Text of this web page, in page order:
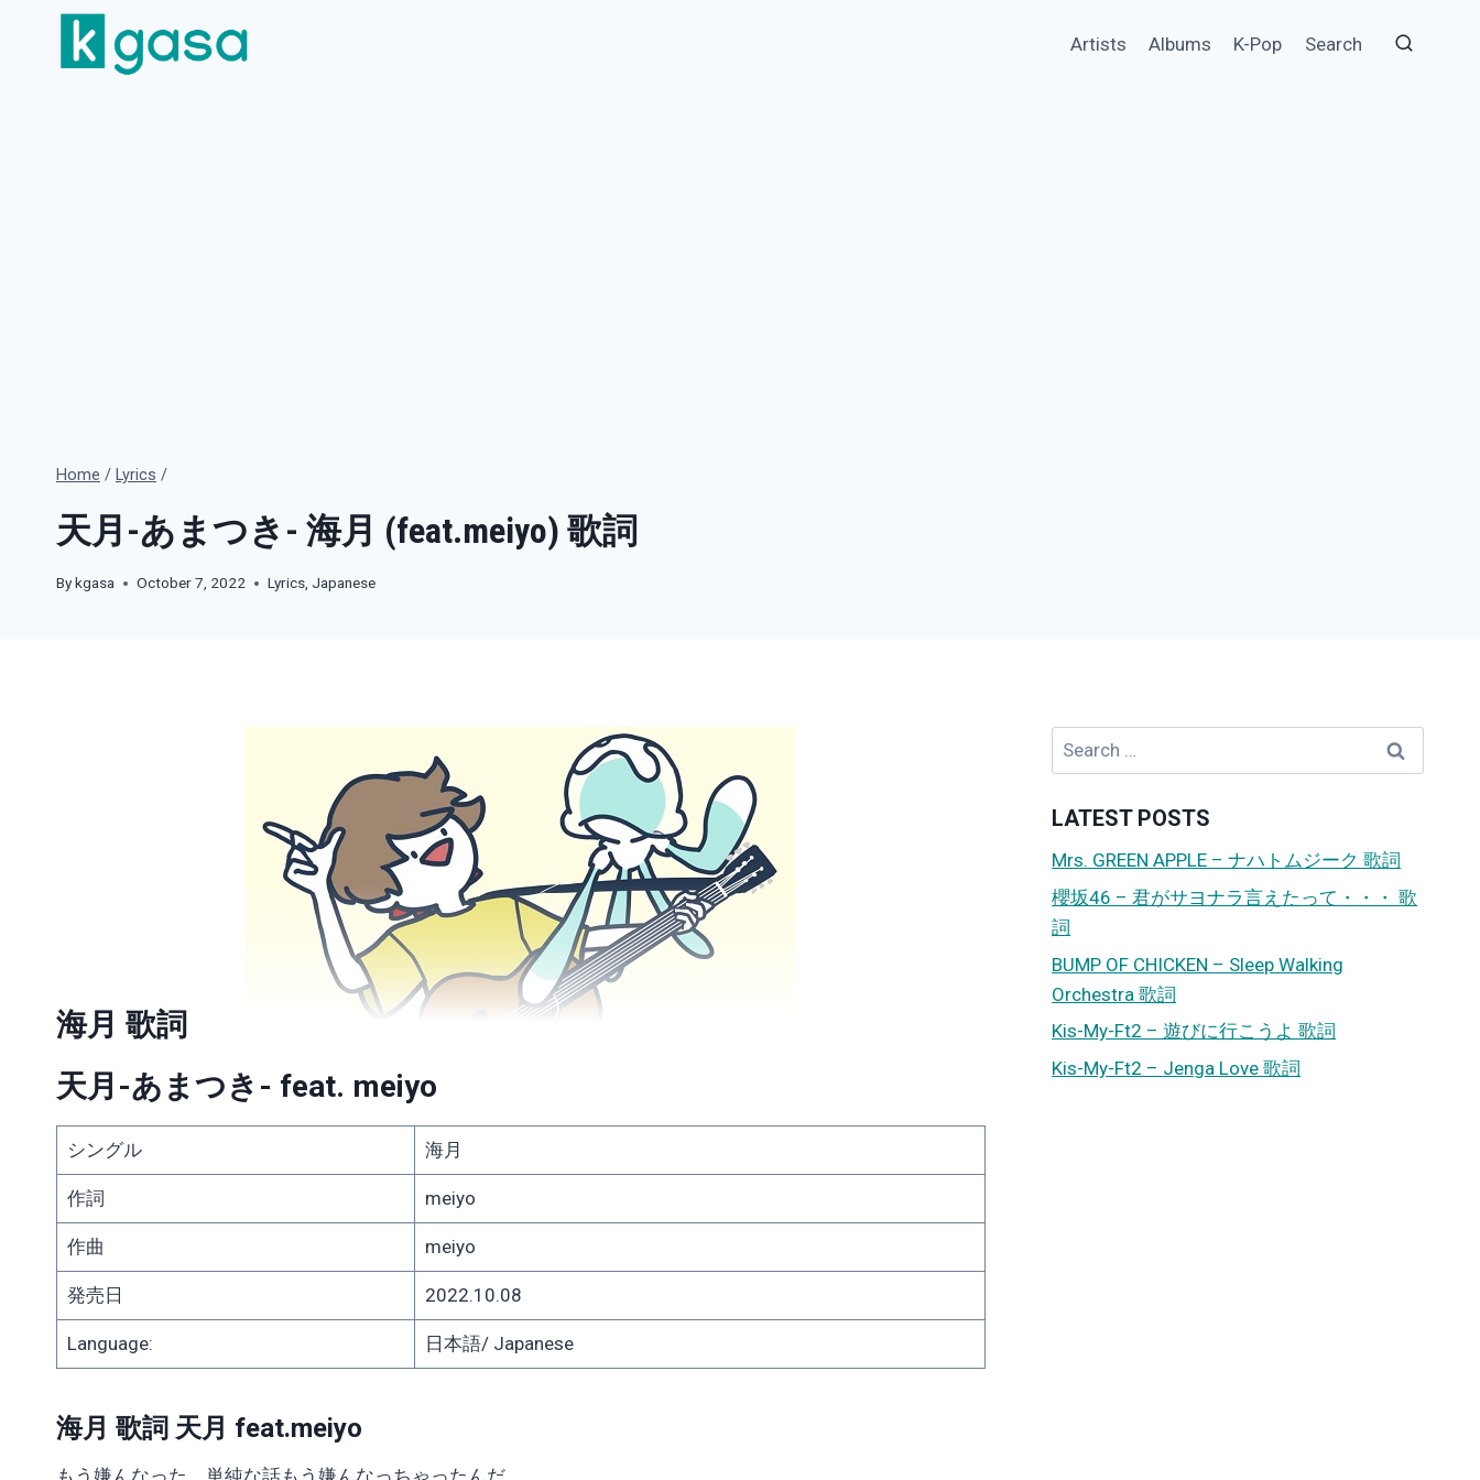
content
Artists Albums K-Pop Search
Home / Lyrics /
天月-あまつき- 海月 (feat.meiyo) 歌詞
Bykgasa October 7, 2022 Lyrics, Japanese
海月 歌詞
天月-あまつき- feat. meiyo
シングル 海月
作詞 meiyo
作曲 meiyo
発売日 2022.10.08
Language: 日本語/ Japanese
海月 歌詞 天月 feat.meiyo
もう嫌んなった 単純な話もう嫌んなっちゃったんだ
Search
for:
LATEST POSTS
Mrs. GREEN APPLE – ナハトムジーク 歌詞
櫻坂46 – 君がサヨナラ言えたって・・・ 歌
詞
BUMP OF CHICKEN – Sleep Walking
Orchestra 歌詞
Kis-My-Ft2 – 遊びに行こうよ 歌詞
Kis-My-Ft2 – Jenga Love 歌詞